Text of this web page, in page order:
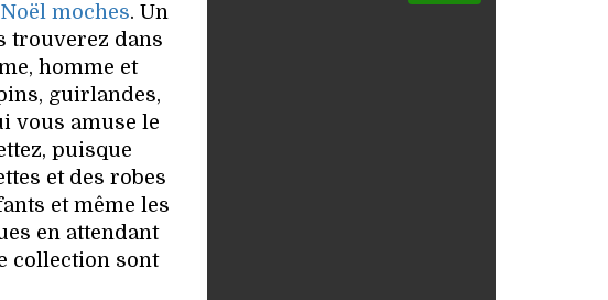
moches. Un
trouverez dans
homme et
guirlandes,
vous amuse le
puisque
et des robes
et même les
en attendant
collection sont